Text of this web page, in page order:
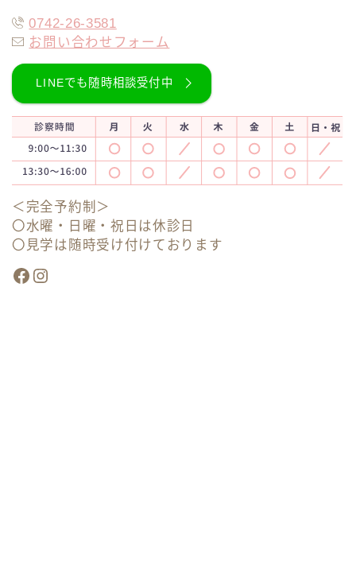
0742-26-3581
お問い合わせフォーム
LINEでも随時相談受付中
＜完全予約制＞
〇水曜・日曜・祝日は休診日
〇見学は随時受け付けております
Facebook Instagram